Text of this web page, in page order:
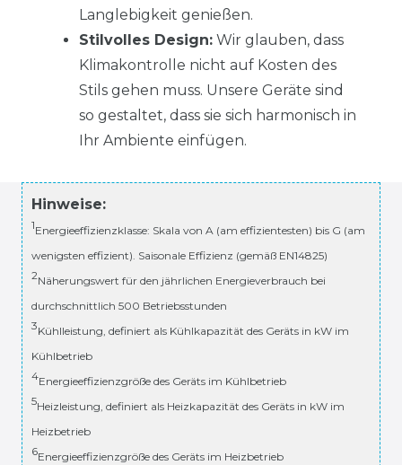
Langlebigkeit genießen.
Stilvolles Design: Wir glauben, dass
Klimakontrolle nicht auf Kosten des
Stils gehen muss. Unsere Geräte sind
so gestaltet, dass sie sich harmonisch in
Ihr Ambiente einfügen.
Hinweise:
1Energieeffizienzklasse: Skala von A (am effizientesten) bis G (am
wenigsten effizient). Saisonale Effizienz (gemäß EN14825)
2Näherungswert für den jährlichen Energieverbrauch bei
durchschnittlich 500 Betriebsstunden
3Kühlleistung, definiert als Kühlkapazität des Geräts in kW im
Kühlbetrieb
4Energieeffizienzgröße des Geräts im Kühlbetrieb
5Heizleistung, definiert als Heizkapazität des Geräts in kW im
Heizbetrieb
6Energieeffizienzgröße des Geräts im Heizbetrieb